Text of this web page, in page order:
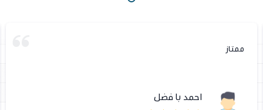
ممتاز
احمد با فضل